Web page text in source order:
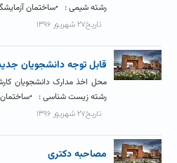
رشته شیمی : •ساختمان آزمایشگاه شماره ۱
تاریخ۲۷ شهریور ۱۳۹۶
قابل توجه دانشجویان
محل اخذ مدارک دانشجویان
رشته زیست شناسی : •ساختمان
تاریخ۲۷ شهریور ۱۳۹۶
مصاحبه دکتری